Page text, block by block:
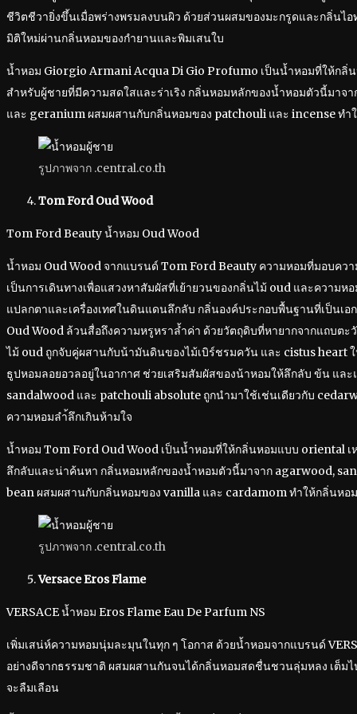
ชีวิตชีวายิ่งขึ้นเมื่อพร่างพรมลงบนผิว ด้วยส่วนผสมของมะกรูดและกลิ่นไอ
มิติใหม่ผ่านกลิ่นหอมของกำยานและพิมเสนใบ
น้ำหอม Giorgio Armani Acqua Di Gio Profumo เป็นน้ำหอมที่ให้กลิ่
สำหรับผู้ชายที่มีความสดใสและร่าเริง กลิ่นหอมหลักของน้ำหอมตัวนี้มาจ
และ geranium ผสมผสานกับกลิ่นหอมของ patchouli และ incense ท
รูปภาพจาก .central.co.th
Tom Ford Oud Wood
Tom Ford Beauty น้ำหอม Oud Wood
น้ำหอม Oud Wood จากแบรนด์ Tom Ford Beauty ความหอมที่มอบคว
เป็นการเดินทางเพื่อแสวงหาสัมผัสที่เย้ายวนของกลิ่นไม้ oud และความ
แปลกตาและเครื่องเทศในดินแดนลึกลับ กลิ่นองค์ประกอบพื้นฐานที่เป็นเ
Oud Wood ล้วนสื่อถึงความหรูหราล้ำค่า ด้วยวัตถุดิบที่หายากจากแถบต
ไม้ oud ถูกจับคู่ผสานกับน้ามันดินของไม้เบิร์ชรมควัน และ cistus heart
ธูปหอมลอยอวลอยู่ในอากาศ ช่วยเสริมสัมผัสของน้าหอมให้ลึกลับ ข้น แล
sandalwood และ patchouli absolute ถูกนำมาใช้เช่นเดียวกับ
ความหอมลำ้ลึกเกินห้ามใจ
น้ำหอม Tom Ford Oud Wood เป็นน้ำหอมที่ให้กลิ่นหอมแบบ oriental
ลึกลับและน่าค้นหา กลิ่นหอมหลักของน้ำหอมตัวนี้มาจาก agarwood,
bean ผสมผสานกับกลิ่นหอมของ vanilla และ cardamom ทำให้กลิ่นห
รูปภาพจาก .central.co.th
Versace Eros Flame
VERSACE น้ำหอม Eros Flame Eau De Parfum NS
เพิ่มเสน่ห์ความหอมนุ่มละมุนในทุก ๆ โอกาส ด้วยน้ำหอมจากแบรนด์
อย่างดีจากธรรมชาติ ผสมผสานกันจนได้กลิ่นหอมสดชื่นชวนลุ่มหลง เต็ม
จะลืมเลือน